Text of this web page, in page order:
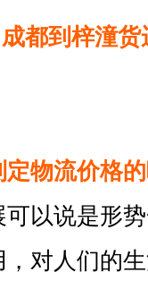
成都到梓潼货
物流价格
以说是形
对人们的